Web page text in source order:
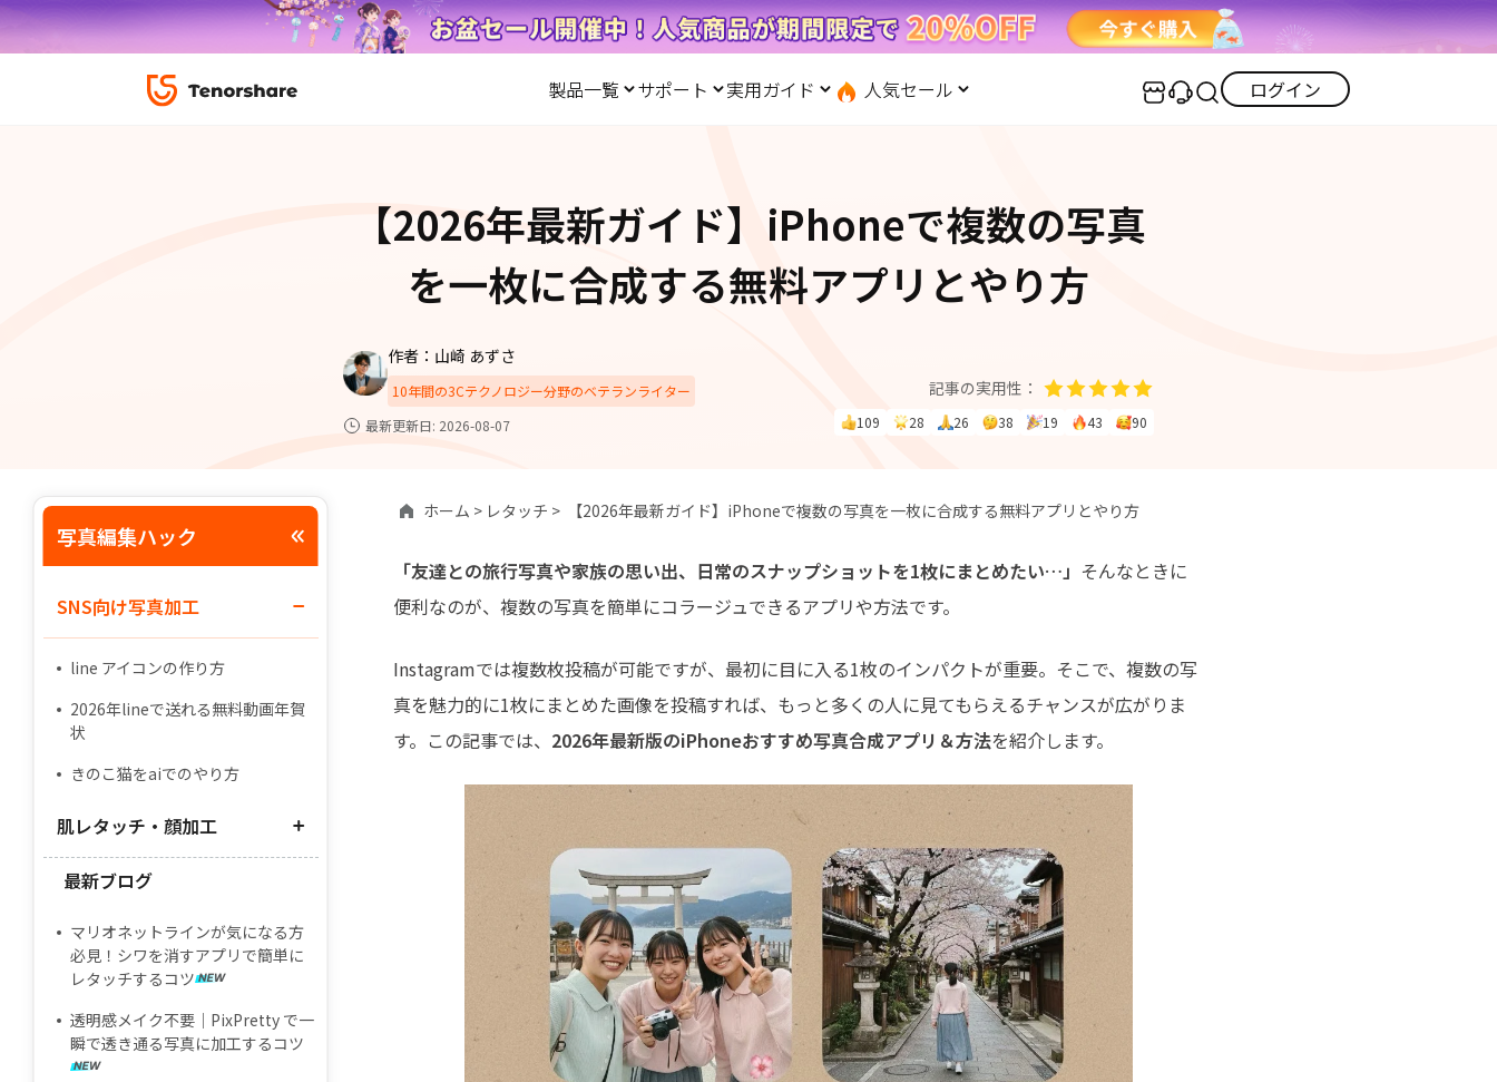
製品一覧
4DDiG-Windows データ復元
4DDiG-Mac データ復元
最新版
UltData-LINE データ復元
UltData-WhatsApp データ復元
·iOS 27ダウングレード
·消えた写真の復元
·LINEメッセージの復元
サポート 実用ガイド
·iPhone間 連絡先コピー
·iTunes写真復元
·iPhone音楽取り込み方
·位置情報ごまかす
·家でポケモンを遊ぶ
·Whoo位置情報をオフ
最も充実したチュートリアル動画をご提供
動画を見る
iPhoneデータ復元 iOS不具合修復
LINEデータ復元
iOS 27活用法
iCloudデータ復元
iOS 26活用法
実用ガイド
最も実践的な詳細チュートリアルをご提供
人気セール
7日間無料体験実施中
iPhoneバックアップ＆転送ソフト「iCareFone」で、LINE・写真・連
絡先など20種以上のデータを高速バックアップ＆転送！
時 分
ログイン
【2026年最新ガイド】iPhoneで複数の写真
を一枚に合成する無料アプリとやり方
作者：山崎 あずさ
10年間の3Cテクノロジー分野のベテランライター
最新更新日: 2026-08-07
記事の実用性：
109 28 26 38 19 43 90
写真編集ハック
SNS向け写真加工
line アイコンの作り方
2026年lineで送れる無料動画年賀
状
きのこ猫をaiでのやり方
肌レタッチ・顔加工
肌 補正 アプリ
腕を細くするアプリ
ニキビ 消す アプリ
最新ブログ
マリオネットラインが気になる方
必見！シワを消すアプリで簡単に
レタッチするコツ
透明感メイク不要｜PixPretty で一
瞬で透き通る写真に加工するコツ
ホーム > レタッチ > 【2026年最新ガイド】iPhoneで複数の写真を一枚に合成する無料アプリとやり方
「友達との旅行写真や家族の思い出、日常のスナップショットを1枚にまとめたい…」 そんなときに
便利なのが、複数の写真を簡単にコラージュできるアプリや方法です。
Instagramでは複数枚投稿が可能ですが、最初に目に入る1枚のインパクトが重要。そこで、複数の写
真を魅力的に1枚にまとめた画像を投稿すれば、もっと多くの人に見てもらえるチャンスが広がりま
す。この記事では、 2026年最新版のiPhoneおすすめ写真合成アプリ＆方法を紹介します。